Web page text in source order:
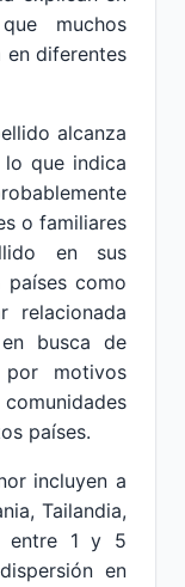
muchos
en diferentes
alcanza
lo que indica
o familiares
en sus
países como
relacionada
busca de
por motivos
países.
incluyen a
Tailandia,
entre 1 y 5
en